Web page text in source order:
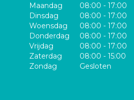
Maandag
08:00 - 17:00
Dinsdag
08:00 - 17:00
Woensdag
08:00 - 17:00
Donderdag
08:00 - 17:00
Vrijdag
08:00 - 17:00
Zaterdag
08:00 - 15:00
Zondag
Gesloten